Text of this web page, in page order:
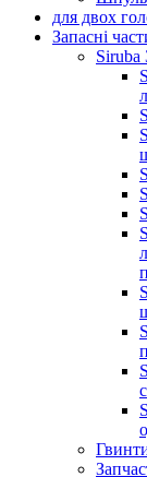
для двох
Запасні
Siruba